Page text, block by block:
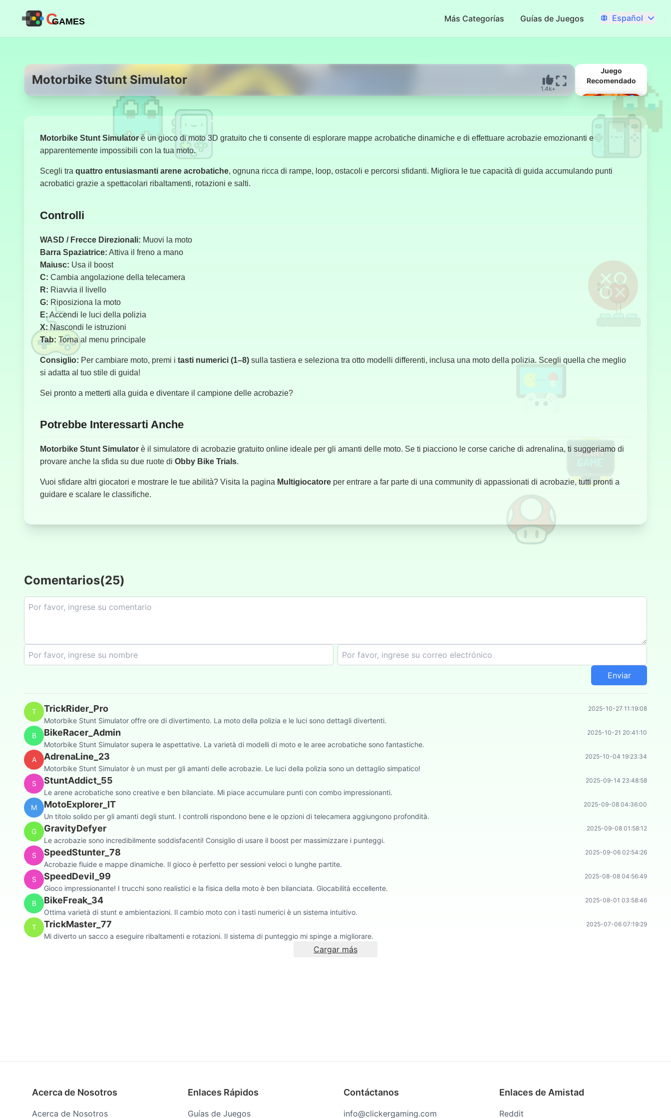
CGAMES Más Categorías Guías de Juegos Español
Motorbike Stunt Simulator
1.4k+
Juego
Recomendado
Autopista Pro
Conducción
Automóviles
Arquero
Burnout Drift
Hunter
Runner:
Motorbike Stunt Simulatorè un gioco di moto 3D gratuito che ti consente di esplorare mappe acrobatiche dinamiche e di effettuare acrobazie emozionanti e
apparentemente impossibili con la tua moto.
Scegli tra quattro entusiasmanti arene acrobatiche, ognuna ricca di rampe, loop, ostacoli e percorsi sfidanti. Migliora le tue capacità di guida accumulando punti
acrobatici grazie a spettacolari ribaltamenti, rotazioni e salti.
Controlli
WASD / Frecce Direzionali: Muovi la moto
Barra Spaziatrice: Attiva il freno a mano
Maiusc: Usa il boost
C: Cambia angolazione della telecamera
R: Riavvia il livello
G: Riposiziona la moto
E:Accendi le luci della polizia
X: Nascondi le istruzioni
Tab: Torna al menu principale
Consiglio: Per cambiare moto, premi i tasti numerici (1–8) sulla tastiera e seleziona tra otto modelli differenti, inclusa una moto della polizia. Scegli quella che meglio
si adatta al tuo stile di guida!
Sei pronto a metterti alla guida e diventare il campione delle acrobazie?
Potrebbe Interessarti Anche
Motorbike Stunt Simulator è il simulatore di acrobazie gratuito online ideale per gli amanti delle moto. Se ti piacciono le corse cariche di adrenalina, ti suggeriamo di
provare anche la sfida su due ruote di Obby Bike Trials.
Vuoi sfidare altri giocatori e mostrare le tue abilità? Visita la pagina Multigiocatore per entrare a far parte di una community di appassionati di acrobazie, tutti pronti a
guidare e scalare le classifiche.
Comentarios(25)
Enviar
T TrickRider_Pro 2025-10-27 11:19:08
Motorbike Stunt Simulator offre ore di divertimento. La moto della polizia e le luci sono dettagli divertenti.
B
BikeRacer_Admin 2025-10-21 20:41:10
Motorbike Stunt Simulator supera le aspettative. La varietà di modelli di moto e le aree acrobatiche sono fantastiche.
A
AdrenaLine_23 2025-10-04 19:23:34
Motorbike Stunt Simulator è un must per gli amanti delle acrobazie. Le luci della polizia sono un dettaglio simpatico!
S
StuntAddict_55 2025-09-14 23:48:58
Le arene acrobatiche sono creative e ben bilanciate. Mi piace accumulare punti con combo impressionanti.
M
MotoExplorer_IT 2025-09-08 04:36:00
Un titolo solido per gli amanti degli stunt. I controlli rispondono bene e le opzioni di telecamera aggiungono profondità.
G
GravityDefyer 2025-09-08 01:58:12
Le acrobazie sono incredibilmente soddisfacenti! Consiglio di usare il boost per massimizzare i punteggi.
S
SpeedStunter_78 2025-09-06 02:54:26
Acrobazie fluide e mappe dinamiche. Il gioco è perfetto per sessioni veloci o lunghe partite.
S
SpeedDevil_99 2025-08-08 04:56:49
Gioco impressionante! I trucchi sono realistici e la fisica della moto è ben bilanciata. Giocabilità eccellente.
B
BikeFreak_34 2025-08-01 03:58:46
Ottima varietà di stunt e ambientazioni. Il cambio moto con i tasti numerici è un sistema intuitivo.
T
TrickMaster_77 2025-07-06 07:19:29
Mi diverto un sacco a eseguire ribaltamenti e rotazioni. Il sistema di punteggio mi spinge a migliorare.
Cargar más
Acerca de Nosotros
Acerca de Nosotros
Enlaces Rápidos
Guías de Juegos
Contáctanos
info@clickergaming.com
Enlaces de Amistad
Reddit